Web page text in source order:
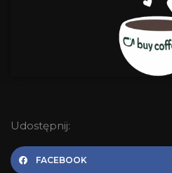
Udostępnij:
FACEBOOK